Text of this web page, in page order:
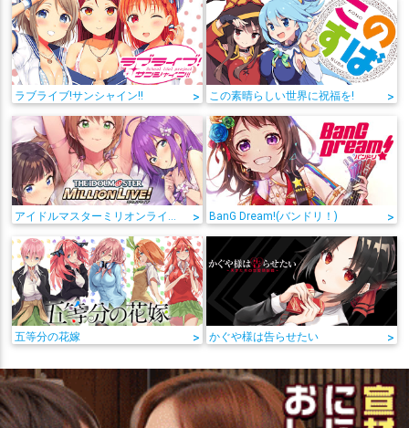
ラブライブ!サンシャイン!! > この素晴らしい世界に祝福を! >
アイドルマスターミリオンライブ! > BanG Dream!(バンドリ！) >
五等分の花嫁 > かぐや様は告らせたい >